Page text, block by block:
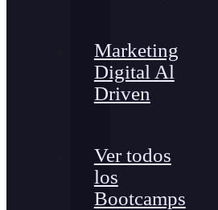
Marketing
Digital Al
Driven
Ver todos
los
Bootcamps